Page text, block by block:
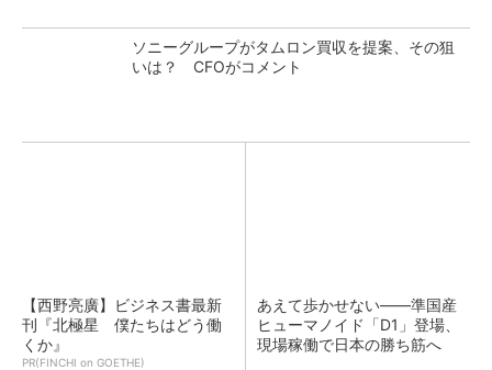
ソニーグループがタムロン買収を提案、その狙
いは？ CFOがコメント
【西野亮廣】ビジネス書最新
刊『北極星 僕たちはどう働
くか』
PR(FINCHI on GOETHE)
あえて歩かせない――準国産
ヒューマノイド「D1」登場、
現場稼働で日本の勝ち筋へ